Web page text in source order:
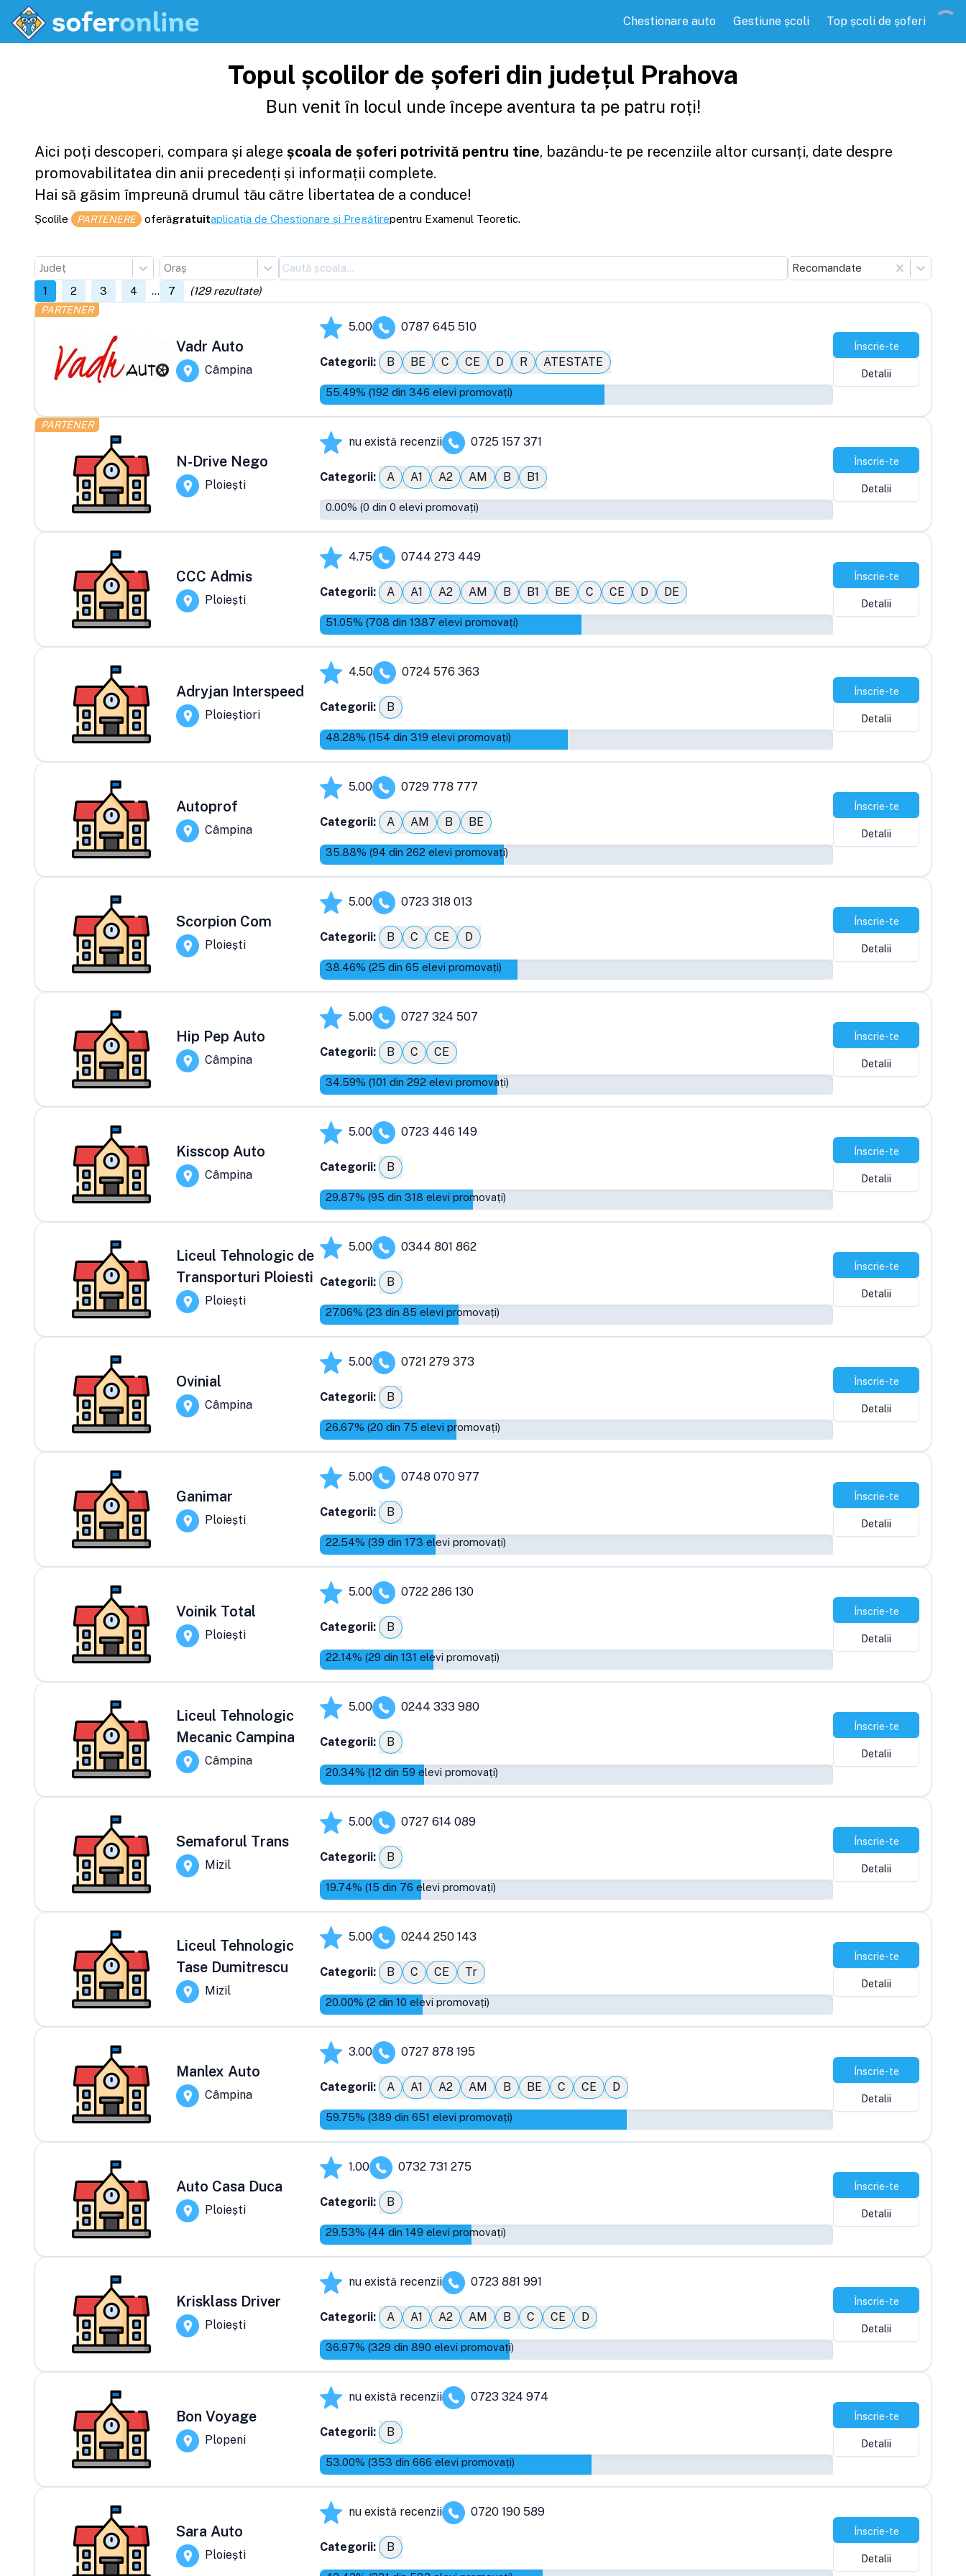
Chestionare auto Gestiune școli Top școli de șoferi
Topul școlilor de șoferi din județul Prahova
Bun venit în locul unde începe aventura ta pe patru roți!
Aici poți descoperi, compara și alege școala de șoferi potrivită pentru tine, bazându-te pe recenziile altor cursanți, date despre
promovabilitatea din anii precedenți și informații complete.
Hai să găsim împreună drumul tău către libertatea de a conduce!
Școlile PARTENERE oferăgratuitaplicația de Chestionare și Pregătirepentru Examenul Teoretic.
Județ Oraș
Recomandate
1
2 3 4 ... 7 (129rezultate)
PARTENER
Vadr Auto
Câmpina
5.00 0787 645 510
Categorii: B BE C CE D R ATESTATE
55.49% (192 din 346 elevi promovați)
Înscrie-te
Detalii
PARTENER
N-Drive Nego
Ploiești
nu există recenzii 0725 157 371
Categorii: A A1 A2 AM B B1
0.00% (0 din 0 elevi promovați)
Înscrie-te
Detalii
CCC Admis
Ploiești
4.75 0744 273 449
Categorii: A A1 A2 AM B B1 BE C CE D DE
51.05% (708 din 1387 elevi promovați)
Înscrie-te
Detalii
Adryjan Interspeed
Ploieștiori
4.50 0724 576 363
Categorii: B
48.28% (154 din 319 elevi promovați)
Înscrie-te
Detalii
Autoprof
Câmpina
5.00 0729 778 777
Categorii: A AM B BE
35.88% (94 din 262 elevi promovați)
Înscrie-te
Detalii
Scorpion Com
Ploiești
5.00 0723 318 013
Categorii: B C CE D
38.46% (25 din 65 elevi promovați)
Înscrie-te
Detalii
Hip Pep Auto
Câmpina
5.00 0727 324 507
Categorii: B C CE
34.59% (101 din 292 elevi promovați)
Înscrie-te
Detalii
Kisscop Auto
Câmpina
5.00 0723 446 149
Categorii: B
29.87% (95 din 318 elevi promovați)
Înscrie-te
Detalii
Liceul Tehnologic de
Transporturi Ploiesti
Ploiești
5.00 0344 801 862
Categorii: B
27.06% (23 din 85 elevi promovați)
Înscrie-te
Detalii
Ovinial
Câmpina
5.00 0721 279 373
Categorii: B
26.67% (20 din 75 elevi promovați)
Înscrie-te
Detalii
Ganimar
Ploiești
5.00 0748 070 977
Categorii: B
22.54% (39 din 173 elevi promovați)
Înscrie-te
Detalii
Voinik Total
Ploiești
5.00 0722 286 130
Categorii: B
22.14% (29 din 131 elevi promovați)
Înscrie-te
Detalii
Liceul Tehnologic
Mecanic Campina
Câmpina
5.00 0244 333 980
Categorii: B
20.34% (12 din 59 elevi promovați)
Înscrie-te
Detalii
Semaforul Trans
Mizil
5.00 0727 614 089
Categorii: B
19.74% (15 din 76 elevi promovați)
Înscrie-te
Detalii
Liceul Tehnologic
Tase Dumitrescu
Mizil
5.00 0244 250 143
Categorii: B C CE Tr
20.00% (2 din 10 elevi promovați)
Înscrie-te
Detalii
Manlex Auto
Câmpina
3.00 0727 878 195
Categorii: A A1 A2 AM B BE C CE D
59.75% (389 din 651 elevi promovați)
Înscrie-te
Detalii
Auto Casa Duca
Ploiești
1.00 0732 731 275
Categorii: B
29.53% (44 din 149 elevi promovați)
Înscrie-te
Detalii
Krisklass Driver
Ploiești
nu există recenzii 0723 881 991
Categorii: A A1 A2 AM B C CE D
36.97% (329 din 890 elevi promovați)
Înscrie-te
Detalii
Bon Voyage
Plopeni
nu există recenzii 0723 324 974
Categorii: B
53.00% (353 din 666 elevi promovați)
Înscrie-te
Detalii
Sara Auto
Ploiești
nu există recenzii 0720 190 589
Categorii: B
Înscrie-te
Detalii